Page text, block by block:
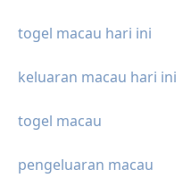
togel macau hari ini
keluaran macau hari ini
togel macau
pengeluaran macau